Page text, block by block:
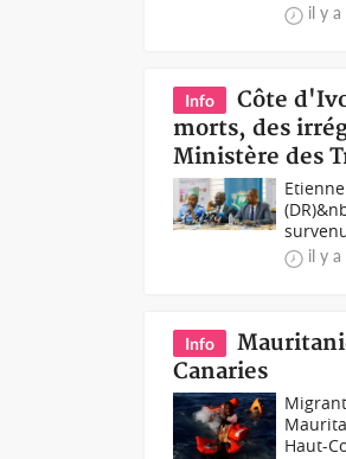
il y a
Info
Côte
morts, des
Ministère des
il y a
Info
Canaries
Haut-